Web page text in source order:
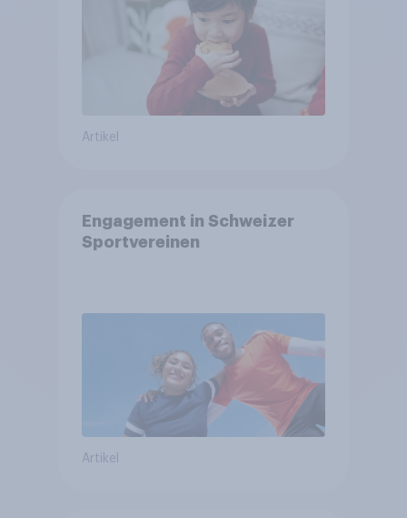
Artikel
Engagement in Schweizer
Sportvereinen
Artikel